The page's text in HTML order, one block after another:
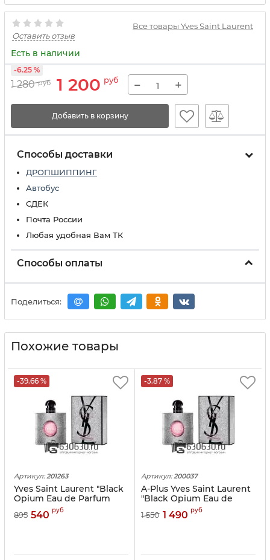
Все товары Yves Saint Laurent
Оставить отзыв
Есть в наличии
1 280 руб 1 200 руб
-6.25 %
− +
Добавить в корзину
Способы доставки
ДРОПШИППИНГ
Автобус
СДЕК
Почта России
Любая удобная Вам ТК
Способы оплаты
Поделиться:
Похожие товары
-39.66 %
Артикул: 201263
Yves Saint Laurent "Black
Opium Eau de Parfum
Glitter" 90 ml
895 540 руб
-3.87 %
Артикул: 200037
A-Plus Yves Saint Laurent
"Black Opium Eau de
Parfum Glitter" 90 ml
1 550 1 490 руб